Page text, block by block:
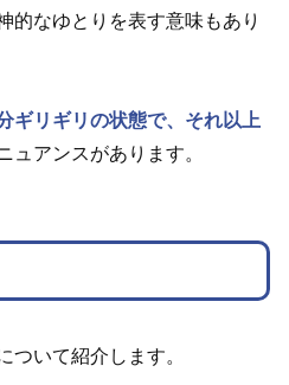
的なゆとりを表す意味もあり
ギリギリの状態で、それ以上
ュアンスがあります。
ついて紹介します。